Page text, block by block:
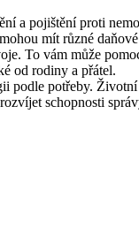
a pojištění proti
mít různé
To vám může
od rodiny a přátel.
podle potřeby.
schopnosti